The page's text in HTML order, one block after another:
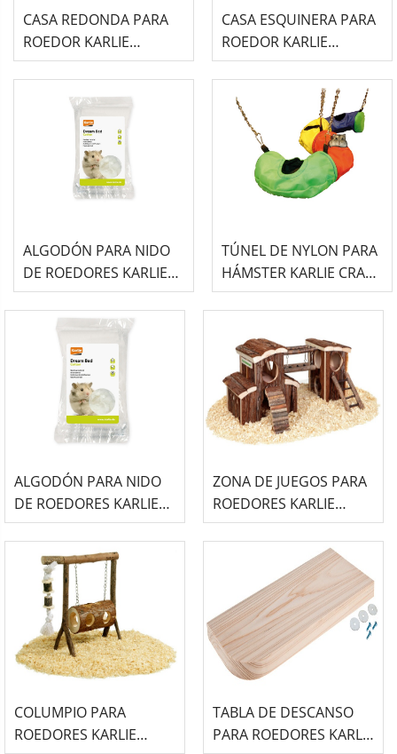
CASA REDONDA PARA
ROEDOR KARLIE
WONDERLAND SAM
CASA ESQUINERA PARA
ROEDOR KARLIE
WONDERLAND BILLY
ALGODÓN PARA NIDO
DE ROEDORES KARLIE
DREAM BED - 25GR
TÚNEL DE NYLON PARA
HÁMSTER KARLIE CRAZY
TUBE
ALGODÓN PARA NIDO
DE ROEDORES KARLIE
DREAM BED - 50GR
ZONA DE JUEGOS PARA
ROEDORES KARLIE
WONDERLAND OLE
COLUMPIO PARA
ROEDORES KARLIE
TABLA DE DESCANSO
PARA ROEDORES KARLIE